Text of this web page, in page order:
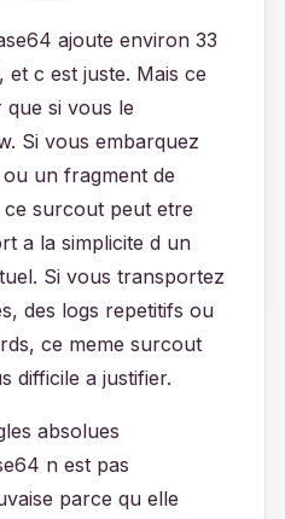
ajoute environ 33
c est juste. Mais ce
si vous le
Si vous embarquez
un fragment de
surcout peut etre
a la simplicite d un
Si vous transportez
des logs repetitifs ou
ce meme surcout
difficile a justifier.
absolues
n est pas
parce qu elle